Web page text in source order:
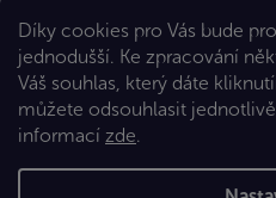
Díky cookies pro Vás bude
jednodušší. Ke zpracování
Váš souhlas, který dáte
můžete odsouhlasit jednotlivě
informací zde.
Vytvořil